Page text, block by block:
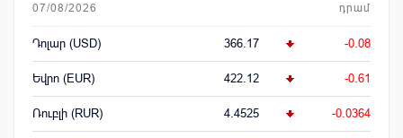
07/08/2026 դրամ
Դոլար (USD) 366.17 -0.08
Եվրո (EUR) 422.12 -0.61
Ռուբլի (RUR) 4.4525 -0.0364